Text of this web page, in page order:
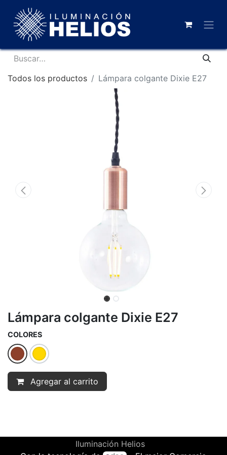
Todos los productos Lámpara colgante Dixie E27
Lámpara colgante Dixie E27
COLORES
Agregar al carrito
Iluminación Helios